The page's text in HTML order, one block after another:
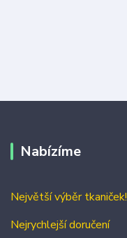
Nabízíme
Největší výběr tkaniček!
Nejrychlejší doručení